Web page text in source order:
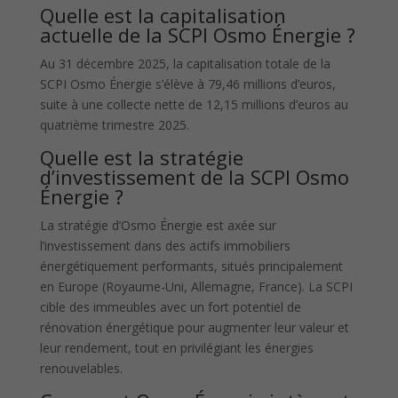
Quelle est la capitalisation
actuelle de la SCPI Osmo Énergie ?
Au 31 décembre 2025, la capitalisation totale de la
SCPI Osmo Énergie s’élève à 79,46 millions d’euros,
suite à une collecte nette de 12,15 millions d’euros au
quatrième trimestre 2025.
Quelle est la stratégie
d’investissement de la SCPI Osmo
Énergie ?
La stratégie d’Osmo Énergie est axée sur
l’investissement dans des actifs immobiliers
énergétiquement performants, situés principalement
en Europe (Royaume-Uni, Allemagne, France). La SCPI
cible des immeubles avec un fort potentiel de
rénovation énergétique pour augmenter leur valeur et
leur rendement, tout en privilégiant les énergies
renouvelables.